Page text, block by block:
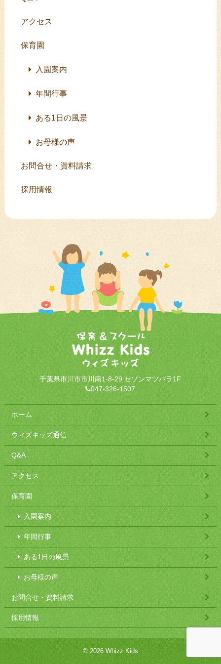
アクセス
保育園
入園案内
年間行事
ある1日の風景
お母様の声
お問合せ・資料請求
採用情報
千葉県市川市市川南1-8-29 セゾンマツバラ1F
047-326-1507
ホーム
ウィズキッズ通信
Q&A
アクセス
保育園
入園案内
年間行事
ある1日の風景
お母様の声
お問合せ・資料請求
採用情報
© 2026 Whizz Kids